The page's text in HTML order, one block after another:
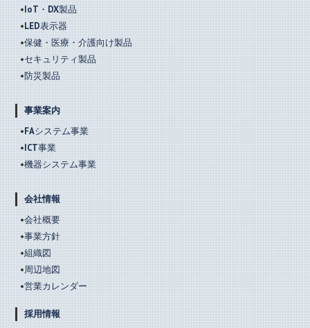
IoT・DX製品
LED表示器
保健・医療・介護向け製品
セキュリティ製品
防災製品
事業案内
FAシステム事業
ICT事業
機器システム事業
会社情報
会社概要
事業方針
組織図
周辺地図
営業カレンダー
採用情報